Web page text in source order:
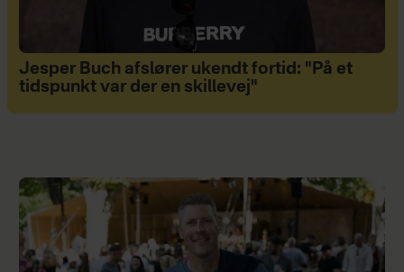
Jesper Buch afslører ukendt fortid: "På et
tidspunkt var der en skillevej"